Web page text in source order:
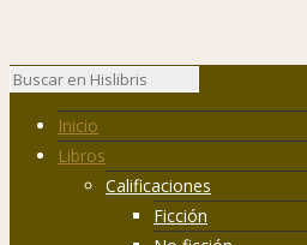
Inicio
Libros
Calificaciones
Ficción